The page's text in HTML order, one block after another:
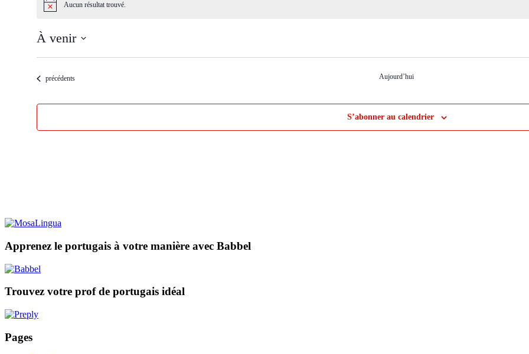
Notice Aucun résultat trouvé.
À venir
date.Évènements
précédents Aujourd’hui
S’abonner au calendrier
Apprenez le portugais à votre manière avec Babbel
Trouvez votre prof de portugais idéal
Pages